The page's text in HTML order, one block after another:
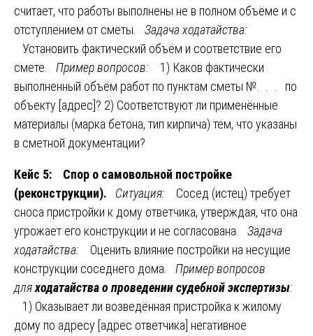
считает, что работы выполнены не в полном объёме и с
отступлением от сметы. Задача ходатайства:
Установить фактический объём и соответствие его
смете. Пример вопросов:
1) Каков фактически
выполненный объём работ по пунктам сметы №. . . по
объекту [адрес]? 2) Соответствуют ли применённые
материалы (марка бетона, тип кирпича) тем, что указаны
в сметной документации?
Кейс 5: Спор о самовольной постройке
(реконструкции).
Ситуация:
Сосед (истец) требует
сноса пристройки к дому ответчика, утверждая, что она
угрожает его конструкции и не согласована. Задача
ходатайства:
Оценить влияние постройки на несущие
конструкции соседнего дома. Пример вопросов
дляходатайства о проведении судебной экспертизы:
1) Оказывает ли возведённая пристройка к жилому
дому по адресу [адрес ответчика] негативное